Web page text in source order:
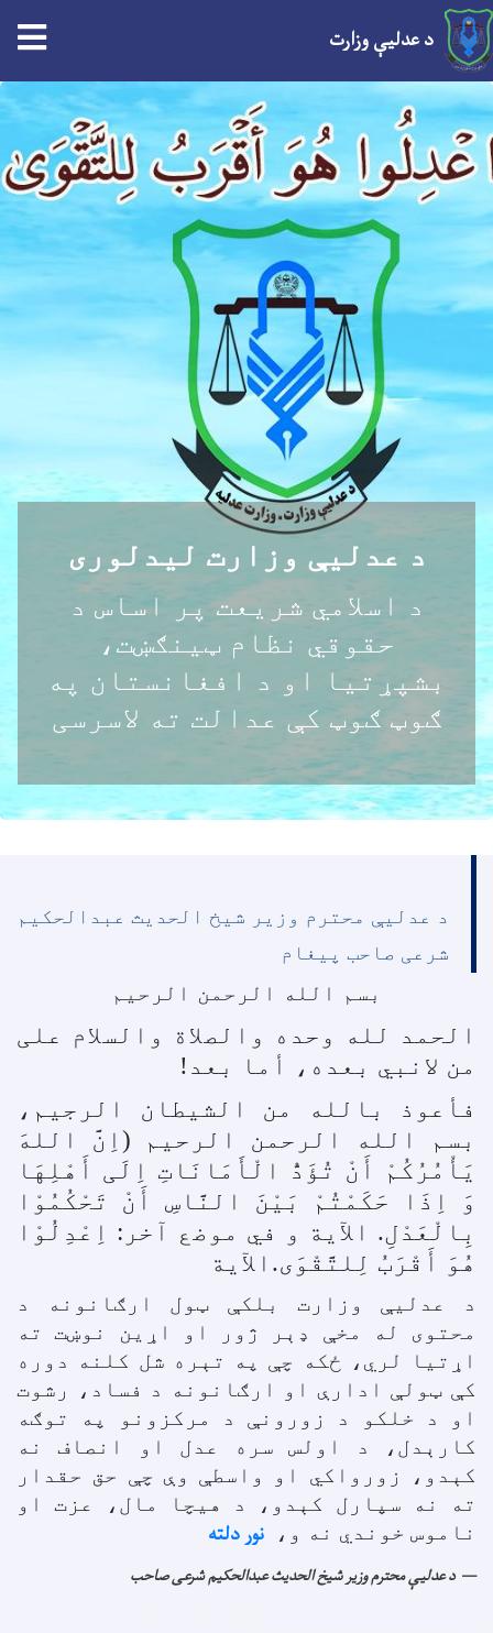
to
main
content
د عدلیې وزارت
د عدليې وزارت لیدلوری
د اسلامي شریعت پر اساس د
حقوقي نظام ټینګښت،
بشپړتیا او د افغانستان په
ګوټ ګوټ کې عدالت ته لاسرسی
د عدليې محترم وزير شيخ الحدیث عبدالحکيم
شرعی صاحب پيغام
بسم الله الرحمن الرحيم
الحمد لله وحده والصلاة والسلام علی
من لانبي بعده، أما بعد!
فأعوذ بالله من الشيطان الرجيم،
بسم الله الرحمن الرحيم (اِنَّ اللهَ
يَأْمُرُکُمْ أَنْ تُؤَدُّ الْأَمَانَاتِ اِلَی أَهْلِهَا
وَ اِذَا حَکَمْتُمْ بَيْنَ النَّاسِ أَنْ تَحْکُمُوْا
بِالْعَدْلِ. الآية و في موضع آخر: اِعْدِلُوْا
هُوَ أَقْرَبُ لِلتَّقْوَی.الآية
د عدليې وزارت بلکې ټول ارګانونه د
محتوی له مخې ډېر ژور او اړين نوښت ته
اړتيا لري، ځکه چې په تېره شل کلنه دوره
کې ټولې ادارې او ارګانونه د فساد، رشوت
او د خلکو د زورونې د مرکزونو په توګه
کارېدل، د اولس سره عدل او انصاف نه
کېدو، زورواکي او واسطې وې چې حق حقدار
ته نه سپارل کېدو، د هيچا مال، عزت او
ناموس خوندي نه و، نور دلته
د عدليې محترم وزير شيخ الحدیث عبدالحکيم شرعی صاحب